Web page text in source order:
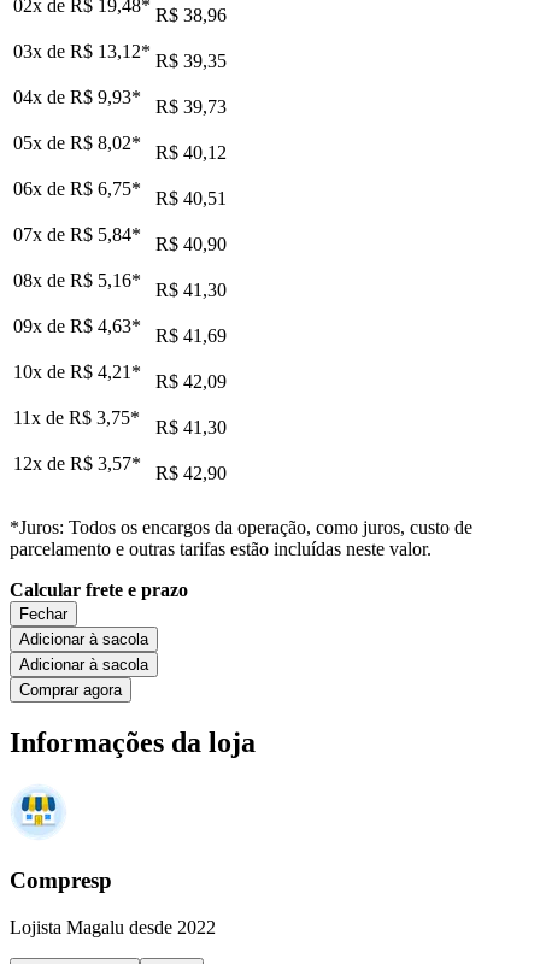
02x de R$ 19,48* R$ 38,96
03x de R$ 13,12* R$ 39,35
04x de R$ 9,93*
R$ 39,73
05x de R$ 8,02*
R$ 40,12
06x de R$ 6,75*
R$ 40,51
07x de R$ 5,84*
R$ 40,90
08x de R$ 5,16*
R$ 41,30
09x de R$ 4,63*
R$ 41,69
10x de R$ 4,21 *
R$ 42,09
11x de R$ 3,75*
R$ 41,30
12x de R$ 3,57* R$ 42,90
*Juros: Todos os encargos da operação, como juros, custo de
parcelamento e outras tarifas estão incluídas neste valor.
Calcular frete e prazo
Fechar
Adicionar à sacola
Adicionar à sacola
Comprar agora
Informações da loja
Compresp
Lojista Magalu desde 2022